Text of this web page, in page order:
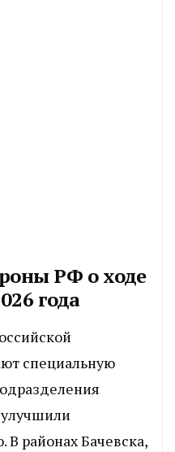
РФ о ходе
года
специальную
районах Бачевска,